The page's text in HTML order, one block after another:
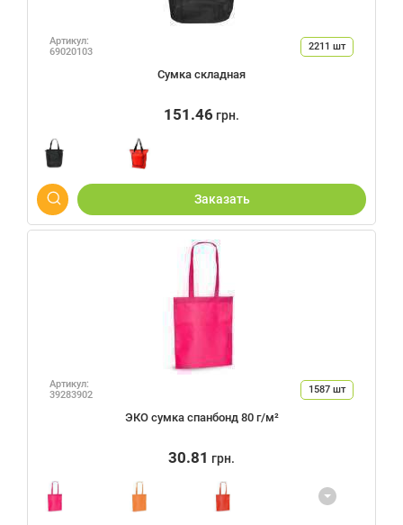
Артикул:
69020103
2211 шт
Сумка складная
151.46 грн.
Заказать
Артикул:
39283902
1587 шт
ЭКО сумка спанбонд 80 г/м²
30.81 грн.